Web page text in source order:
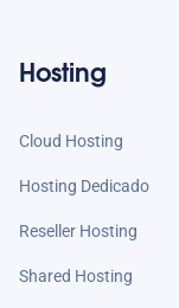
Hosting
Cloud Hosting
Hosting Dedicado
Reseller Hosting
Shared Hosting